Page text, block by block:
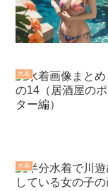
水着
水着